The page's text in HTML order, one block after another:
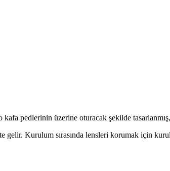
pedlerinin üzerine oturacak şekilde tasarlanmış,
Kurulum sırasında lensleri korumak için